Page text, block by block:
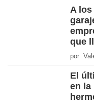
A los
que
por
El
en la